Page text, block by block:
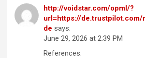
http://voidstar.com/opml/?
url=https://de.trustpilot.com/
de says:
June 29, 2026 at 2:39 PM
References: